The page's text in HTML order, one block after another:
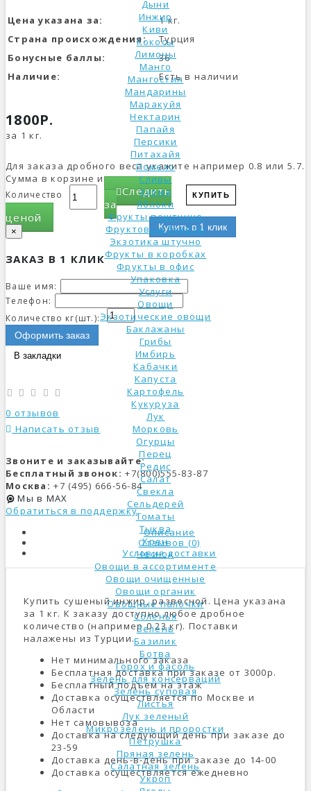
Дыни
Инжир
Киви
Кокосы
Лимоны
Манго
Мангостин
Мандарины
Маракуйя
Нектарин
Папайя
Персики
Питахайя
Помело
Сливы
Хурма
Яблоки
Фрукты поштучно
Фруктовые букеты
Экзотика штучно
Фрукты в коробках
Фрукты в офис
Упаковка
Услуги
Овощи
Экзотические овощи
Баклажаны
Грибы
Имбирь
Кабачки
Капуста
Картофель
Кукуруза
Лук
Морковь
Огурцы
Перец
Редис
Салат
Свекла
Сельдерей
Томаты
Тыква
Хрен
Чеснок
Овощи в ассортименте
Овощи очищенные
Овощи органик
Овощные палочки
Соленья
Зелень
Базилик
Ботва
Горох и фасоль
Зелень для консерваций
Зелень суповая
Листья
Лук зеленый
Микрозелень и проростки
Петрушка
Пряная зелень
Салатная зелень
Укроп
Цена указана за:
1 кг.
Страна происхождения:
Турция
Бонусные баллы:
36
Наличие:
Есть в наличии
1800Р.
за 1 кг.
Для заказа дробного веса укажите например 0.8 или 5.7.
Сумма в корзине изменится.
Количество КУПИТЬ
Купить в 1 клик
Следить
за
ценой
×
ЗАКАЗ В 1 КЛИК
Ваше имя:
Телефон:
Количество кг(шт.):
Оформить заказ
В закладки
0 отзывов
Написать отзыв
Звоните и заказывайте:
Бесплатный звонок: +7(800)555-83-87
Москва: +7 (495) 666-56-84
Мы в MAX
Обратиться в поддержку
Описание
Отзывов (0)
Условия доставки
Купить сушеный инжир, развесной. Цена указана
за 1 кг. К заказу доступно любое дробное
количество (например 0.23 кг). Поставки
налажены из Турции.
Нет минимального заказа
Бесплатная доставка при заказе от 3000р.
Бесплатный подъем на этаж
Доставка осуществляется по Москве и
Области
Нет самовывоза
Доставка на следующий день при заказе до
23-59
Доставка день-в-день при заказе до 14-00
Доставка осуществляется ежедневно